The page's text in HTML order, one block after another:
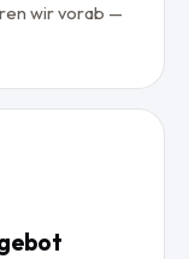
wir vorab —